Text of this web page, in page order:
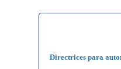
Directrices para